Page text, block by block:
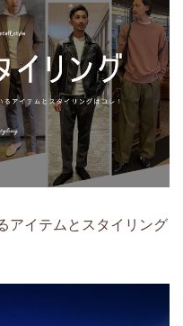
アイテムとスタイリング